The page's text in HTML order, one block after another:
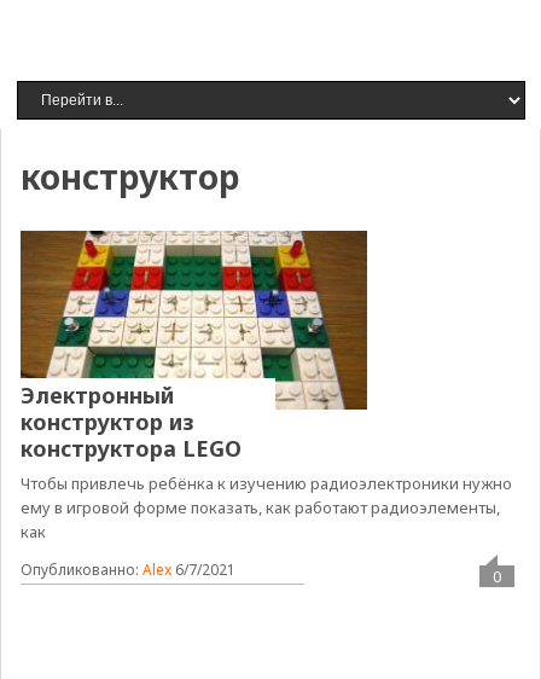
конструктор
Электронный
конструктор из
конструктора LEGO
Чтобы привлечь ребёнка к изучению радиоэлектроники нужно
ему в игровой форме показать, как работают радиоэлементы,
как
Опубликованно: Alex 6/7/2021 0